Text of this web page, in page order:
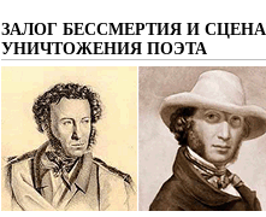
ЗАЛОГ БЕССМЕРТИЯ И
УНИЧТОЖЕНИЯ ПОЭТА